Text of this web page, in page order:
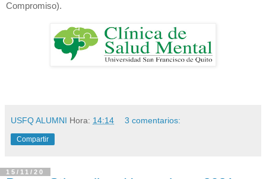
Compromiso).
USFQ ALUMNI Hora: 14:14 3 comentarios:
Compartir
15/11/20